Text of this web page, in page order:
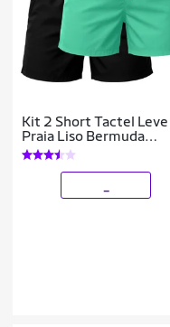
Kit 2 Short Tactel Leve
Praia Liso Bermuda
Masculina